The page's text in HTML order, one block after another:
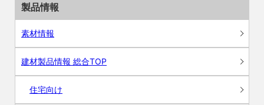
製品情報
素材情報
建材製品情報 総合TOP
住宅向け